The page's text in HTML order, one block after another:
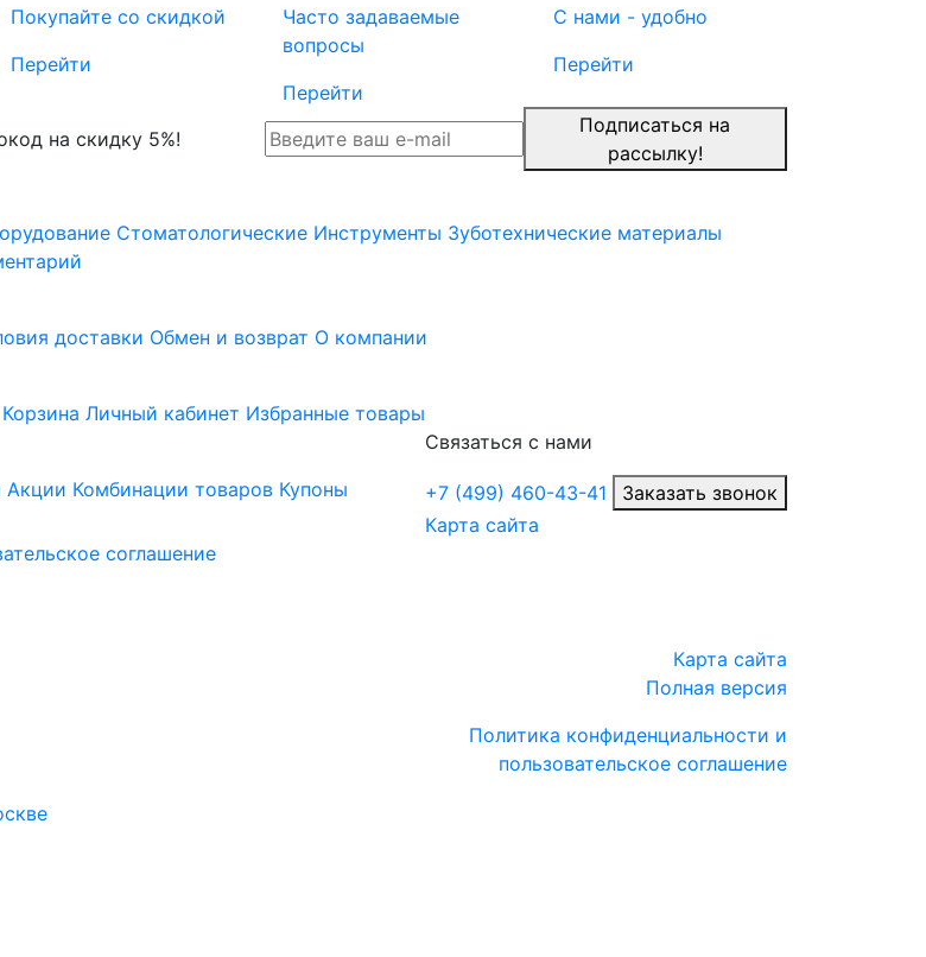
Покупайте со скидкой
Перейти
Часто задаваемые
вопросы
Перейти
С нами - удобно
Перейти
на скидку 5%!
Подписаться на
рассылку!
Стоматологические Инструменты Зуботехнические материалы
доставки Обмен и возврат О компании
Корзина Личный кабинет Избранные товары
Акции Комбинации товаров Купоны
Связаться с нами
+7 (499) 460-43-41
Заказать звонок
Карта сайта
соглашение
Карта сайта
Полная версия
Политика конфиденциальности и
пользовательское соглашение